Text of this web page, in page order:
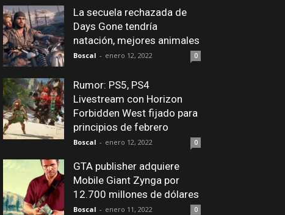
La secuela rechazada de
Days Gone tendría
natación, mejores animales
Boscal - enero 12, 2022 0
Rumor: PS5, PS4
Livestream con Horizon
Forbidden West fijado para
principios de febrero
Boscal - enero 12, 2022 0
GTA publisher adquiere
Mobile Giant Zynga por
12.700 millones de dólares
Boscal - enero 11, 2022 0